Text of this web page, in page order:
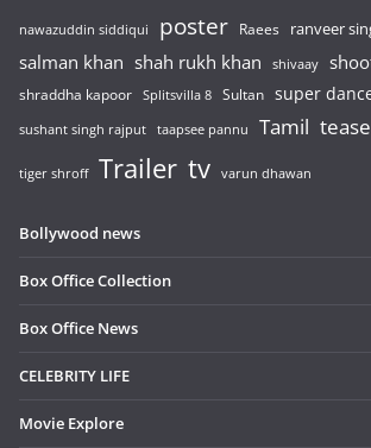
nawazuddin siddiqui poster Raees ranveer
salman khan shah rukh khan shivaay
shraddha kapoor Splitsvilla 8 Sultan super
sushant singh rajput taapsee pannu Tamil
tiger shroff Trailer tv varun dhawan
Bollywood news
Box Office Collection
Box Office News
CELEBRITY LIFE
Movie Explore